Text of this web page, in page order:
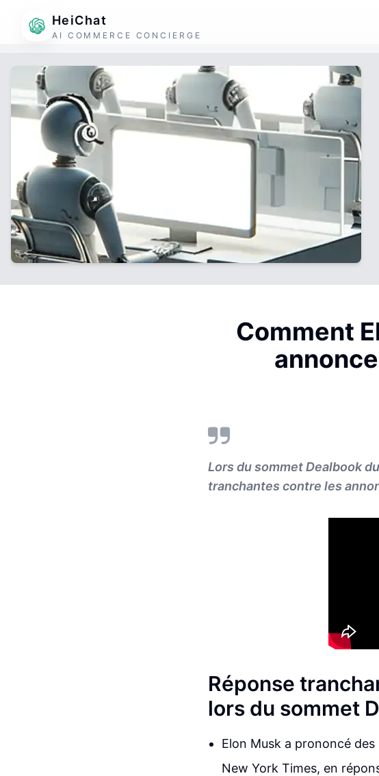
HeiChat
AI COMMERCE CONCIERGE
Comment
Lors du sommet Dealbook
tranchantes contre les
Réponse
lors du sommet
Elon Musk a prononcé
New York Times, en